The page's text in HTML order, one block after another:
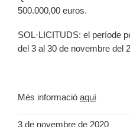
500.000,00 euros.
SOL·LICITUDS: el període
del 3 al 30 de novembre del
Més informació aquí
3 de novembre de 2020